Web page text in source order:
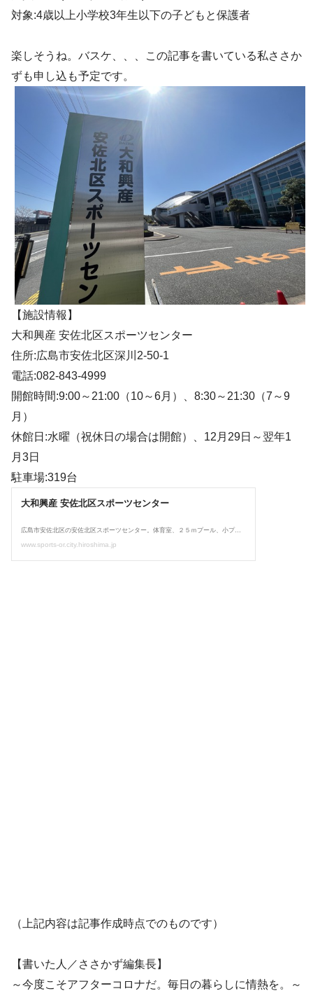
対象:4歳以上小学校3年生以下の子どもと保護者
楽しそうね。バスケ、、、この記事を書いている私ささか
ずも申し込も予定です。
【施設情報】
大和興産 安佐北区スポーツセンター
住所:広島市安佐北区深川2-50-1
電話:082-843-4999
開館時間:9:00～21:00（10～6月）、8:30～21:30（7～9
月）
休館日:水曜（祝休日の場合は開館）、12月29日～翌年1
月3日
駐車場:319台
（上記内容は記事作成時点でのものです）
【書いた人／ささかず編集長】
～今度こそアフターコロナだ。毎日の暮らしに情熱を。～